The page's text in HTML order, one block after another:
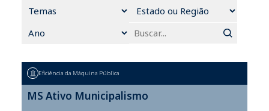
Eficiência da Máquina Pública
MS Ativo Municipalismo